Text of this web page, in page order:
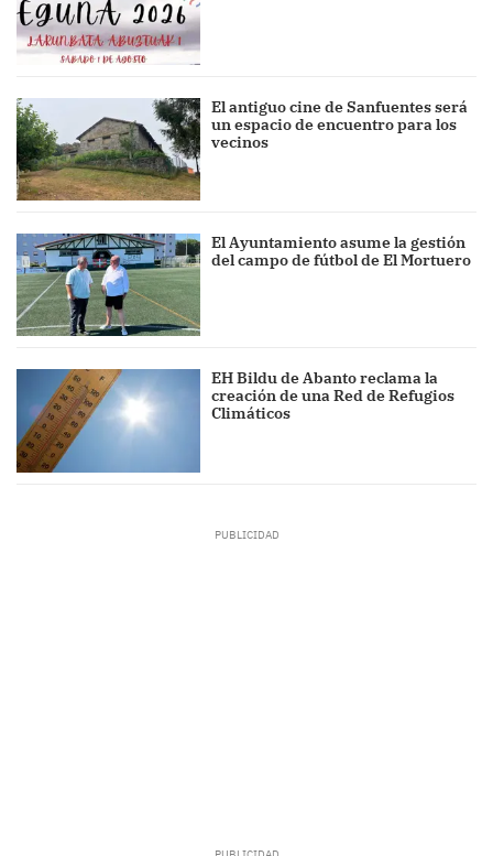
El antiguo cine de Sanfuentes será
un espacio de encuentro para los
vecinos
El Ayuntamiento asume la gestión
del campo de fútbol de El Mortuero
EH Bildu de Abanto reclama la
creación de una Red de Refugios
Climáticos